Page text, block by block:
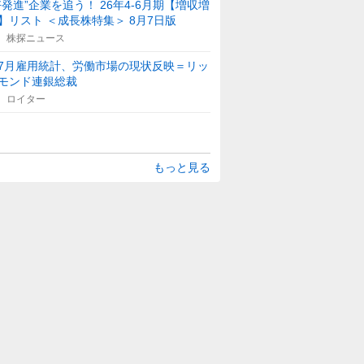
発進”企業を追う！ 26年4-6月期【増収増
リスト ＜成長株特集＞ 8月7日版
株探ニュース
月雇用統計、労働市場の現状反映＝リッ
ンド連銀総裁
ロイター
もっと見る